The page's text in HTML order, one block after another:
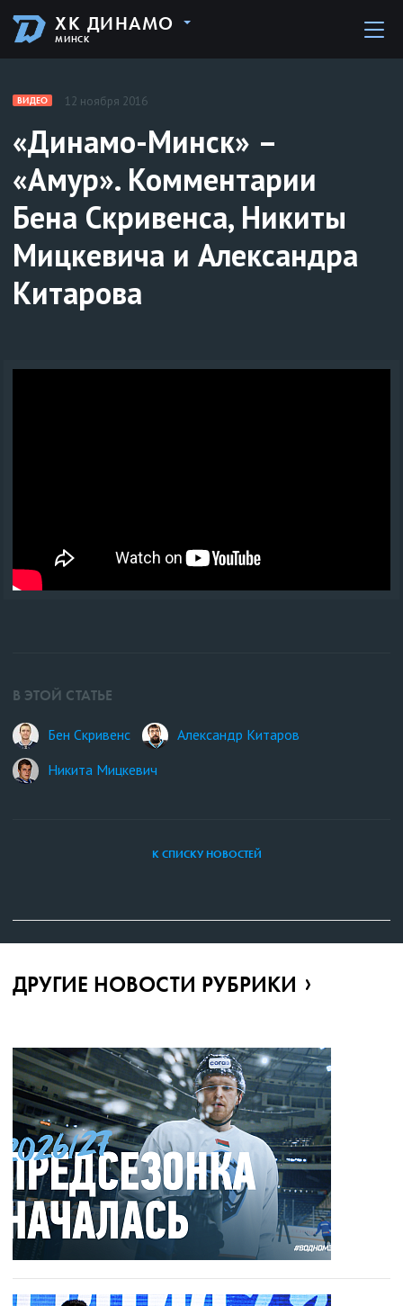
ХК ДИНАМО
МИНСК
ВИДЕО 12 ноября 2016
«Динамо-Минск» –
«Амур». Комментарии
Бена Скривенса, Никиты
Мицкевича и Александра
Китарова
В ЭТОЙ СТАТЬЕ
Бен Скривенс
Александр Китаров
Никита Мицкевич
К СПИСКУ НОВОСТЕЙ
ДРУГИЕ НОВОСТИ РУБРИКИ